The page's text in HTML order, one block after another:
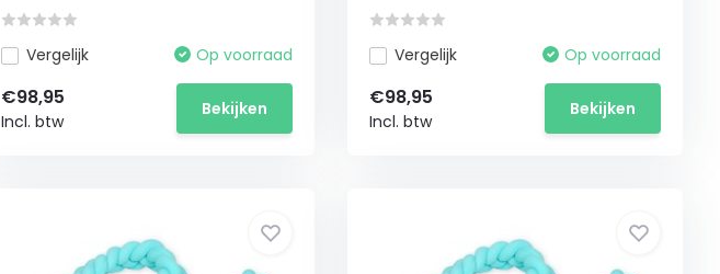
Vergelijk Op voorraad
€98,95
Incl. btw
Bekijken
Vergelijk Op voorraad
€98,95
Incl. btw
Bekijken